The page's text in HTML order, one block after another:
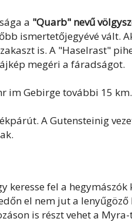
a "Quarb" nevű
ismertetőjegyévé vált.
is. A "Haselrast"
megéri a fáradságot.
im Gebirge további 15 km.
A Gutensteinig
fel a hegymászók
el nem jut a lenyűgöző
is részt vehet a